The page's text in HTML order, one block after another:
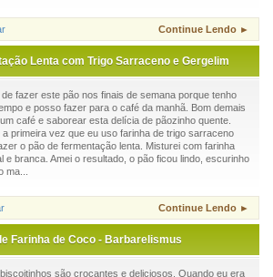
Continue Lendo ►
Lenta com Trigo Sarraceno e Gergelim
fazer este pão nos finais de semana porque tenho
e posso fazer para o café da manhã. Bom demais
café e saborear esta delícia de pãozinho quente.
a primeira vez que eu uso farinha de trigo sarraceno
o pão de fermentação lenta. Misturei com farinha
e branca. Amei o resultado, o pão ficou lindo, escurinho
ma...
Continue Lendo ►
Farinha de Coco - Barbarelismus
são crocantes e deliciosos. Quando eu era